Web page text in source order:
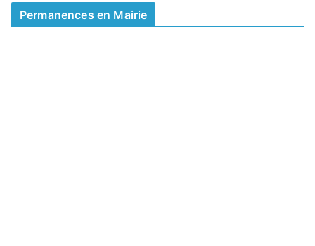
0 min read
Permanences en Mairie